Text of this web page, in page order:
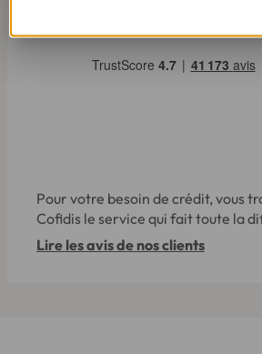
Pour votre besoin de crédit, vous
Cofidis le service qui fait toute la
Lire les avis de nos clients